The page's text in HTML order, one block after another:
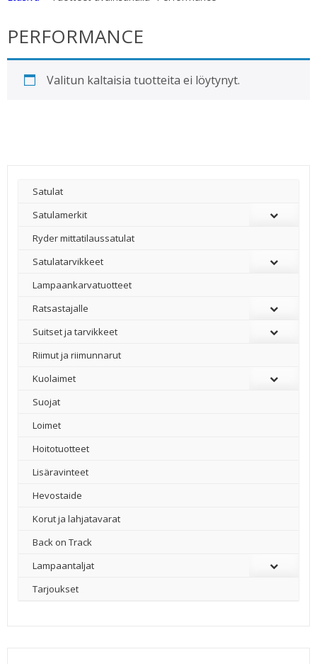
PERFORMANCE
Valitun kaltaisia tuotteita ei löytynyt.
Satulat
Satulamerkit
Ryder mittatilaussatulat
Satulatarvikkeet
–
Lampaankarvatuotteet
Ratsastajalle
Suitset ja tarvikkeet
Riimut ja riimunnarut
Kuolaimet
Suojat
Loimet
Hoitotuotteet
Lisäravinteet
Hevostaide
Korut ja lahjatavarat
Back on Track
Lampaantaljat
Tarjoukset